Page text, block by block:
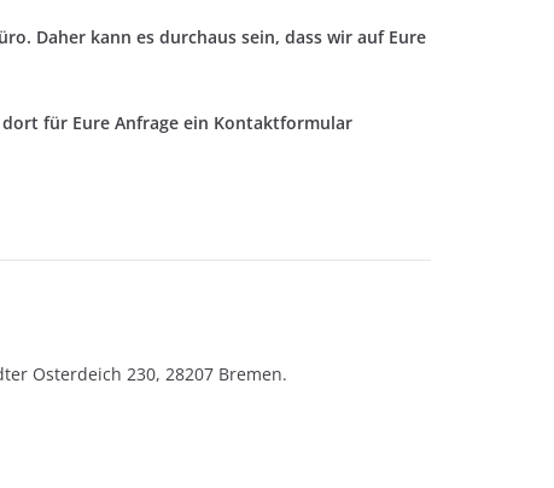
Daher kann es durchaus sein, dass wir auf Eure
für Eure Anfrage ein Kontaktformular
Osterdeich 230, 28207 Bremen.